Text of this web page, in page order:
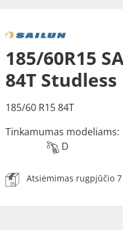
185/60R15
84T Studless
185/60 R15 84T
Tinkamumas modeliams:
D
Atsiėmimas rugpjūčio